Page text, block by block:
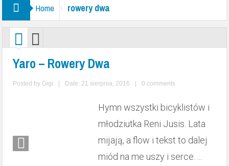
Yattaman | Podcast 07
Plaster kondycyjny na nos z Bravo Sport | PODCAST 06
Najlepsze teksty z boiska – część 1 | PODCAST 05
Diablo | PODCAST 04 Styropianowy samolot | PODCAST 03
Klik Klaki | PODCAST 02
Zapowiedź podcastu – przywitanie autora | PODCAST 00
Wstęp – o czym będzie podcast? | PODCAST 01
Home rowery dwa
Yaro – Rowery Dwa
Posted by Gigi Date: 21 sierpnia, 2016 0 comments
Hymn wszystki bicyklistów i
młodziutka Reni Jusis. Lata
mijają, a flow i tekst to dalej
miód na me uszy i serce. ...